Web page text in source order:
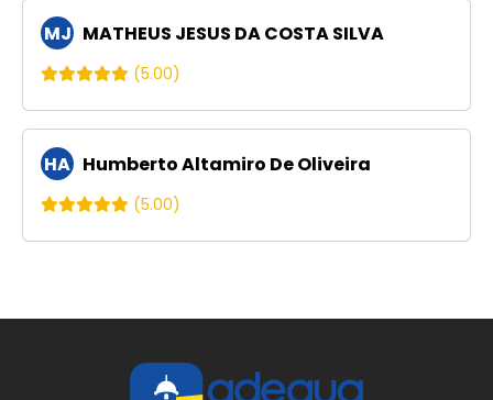
MJ MATHEUS JESUS DA COSTA SILVA
(5.00)
HA Humberto Altamiro De Oliveira
(5.00)